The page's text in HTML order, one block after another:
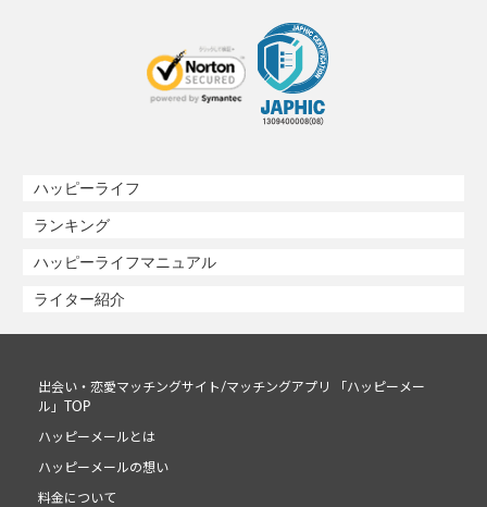
ハッピーライフ
ランキング
ハッピーライフマニュアル
ライター紹介
出会い・恋愛マッチングサイト/マッチングアプリ 「ハッピーメー
ル」TOP
ハッピーメールとは
ハッピーメールの想い
料金について